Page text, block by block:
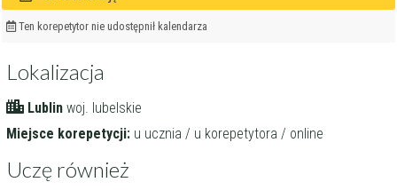
Ten korepetytor nie udostępnił kalendarza
Lokalizacja
Lublin woj. lubelskie
Miejsce korepetycji: u ucznia / u korepetytora / online
Uczę również